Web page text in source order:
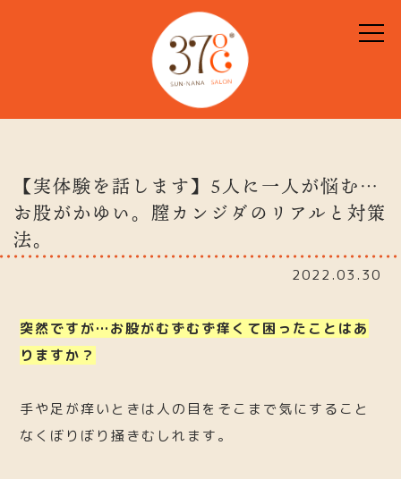
【実体験を話します】5人に一人が悩む…
お股がかゆい。膣カンジダのリアルと対策
法。
2022.03.30
突然ですが…お股がむずむず痒くて困ったことはあ
りますか？
手や足が痒いときは人の目をそこまで気にすること
なくぼりぼり掻きむしれます。